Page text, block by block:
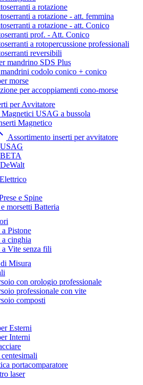
a rotazione
a rotazione - att. femmina
a rotazione - att. Conico
prof. - Att. Conico
a rotopercussione professionali
reversibili
mandrino SDS Plus
codolo conico + conico
morse
per accoppiamenti cono-morse
per Avvitatore
USAG a bussola
Magnetico
Assortimento inserti per avvitatore
USAG
BETA
DeWalt
e Spine
morsetti Batteria
Pistone
cinghia
Vite senza fili
Misura
con orologio professionale
professionale con vite
composti
Esterni
Interni
portacomparatore
laser